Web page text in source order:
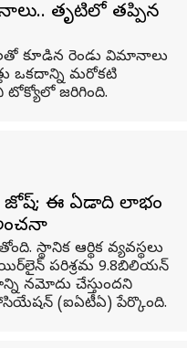
తృటిలో తప్పిన
కూడిన రెండు విమానాలు
ఒకదాన్ని మరోకటి
జరిగింది.
జోష్; ఈ ఏడాది లాభం
స్థానిక ఆర్థిక వ్యవస్థలు
పరిశ్రమ 9.8బిలియన్
నమోదు చేస్తుందని
(ఐఏటీఏ) పేర్కొంది.